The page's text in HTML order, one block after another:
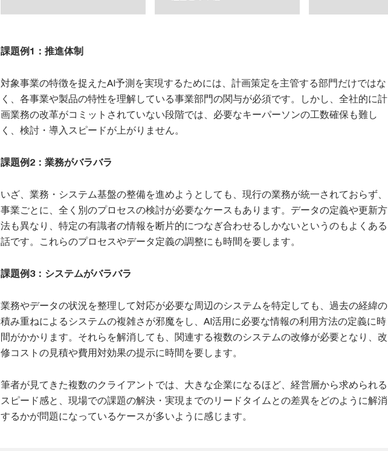
課題例1：推進体制
対象事業の特徴を捉えたAI予測を実現するためには、計画策定を主管する部門だけではな
く、各事業や製品の特性を理解している事業部門の関与が必須です。しかし、全社的に計
画業務の改革がコミットされていない段階では、必要なキーパーソンの工数確保も難し
く、検討・導入スピードが上がりません。
課題例2：業務がバラバラ
いざ、業務・システム基盤の整備を進めようとしても、現行の業務が統一されておらず、
事業ごとに、全く別のプロセスの検討が必要なケースもあります。データの定義や更新方
法も異なり、特定の有識者の情報を断片的につなぎ合わせるしかないというのもよくある
話です。これらのプロセスやデータ定義の調整にも時間を要します。
課題例3：システムがバラバラ
業務やデータの状況を整理して対応が必要な周辺のシステムを特定しても、過去の経緯の
積み重ねによるシステムの複雑さが邪魔をし、AI活用に必要な情報の利用方法の定義に時
間がかかります。それらを解消しても、関連する複数のシステムの改修が必要となり、改
修コストの見積や費用対効果の提示に時間を要します。
筆者が見てきた複数のクライアントでは、大きな企業になるほど、経営層から求められる
スピード感と、現場での課題の解決・実現までのリードタイムとの差異をどのように解消
するかが問題になっているケースが多いように感じます。